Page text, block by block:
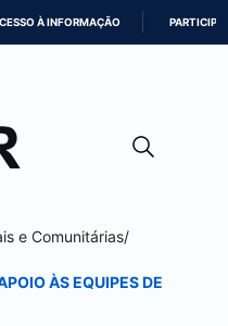
À INFORMAÇÃO PARTICIPE
e Comunitárias/
ÀS EQUIPES DE